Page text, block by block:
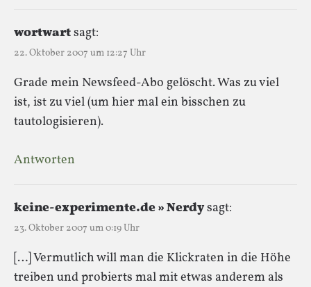
wortwartsagt:
22. Oktober 2007 um 12:27 Uhr
Grade mein Newsfeed-Abo gelöscht. Was zu viel
ist, ist zu viel (um hier mal ein bisschen zu
tautologisieren).
Antworten
keine-experimente.de » Nerdysagt:
23. Oktober 2007 um 0:19 Uhr
[…] Vermutlich will man die Klickraten in die Höhe
treiben und probierts mal mit etwas anderem als